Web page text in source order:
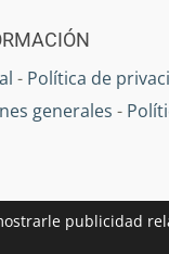
- Política de
generales -
publicidad